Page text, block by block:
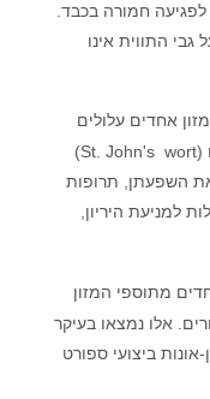
חמורה בכבד.
התווית אינו
אחדים עלולים
להתקשר לתרופות. לדוגמה, ההיפריקום (St. John's wort)
השפעתן, תרופות
למניעת היריון,
מתוספי המזון
אלו נמצאו בעיקר
אונות ביצועי ספורט